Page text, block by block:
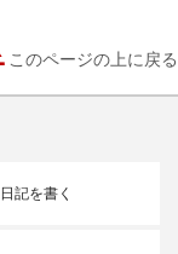
このページの上に戻る
日記を書く